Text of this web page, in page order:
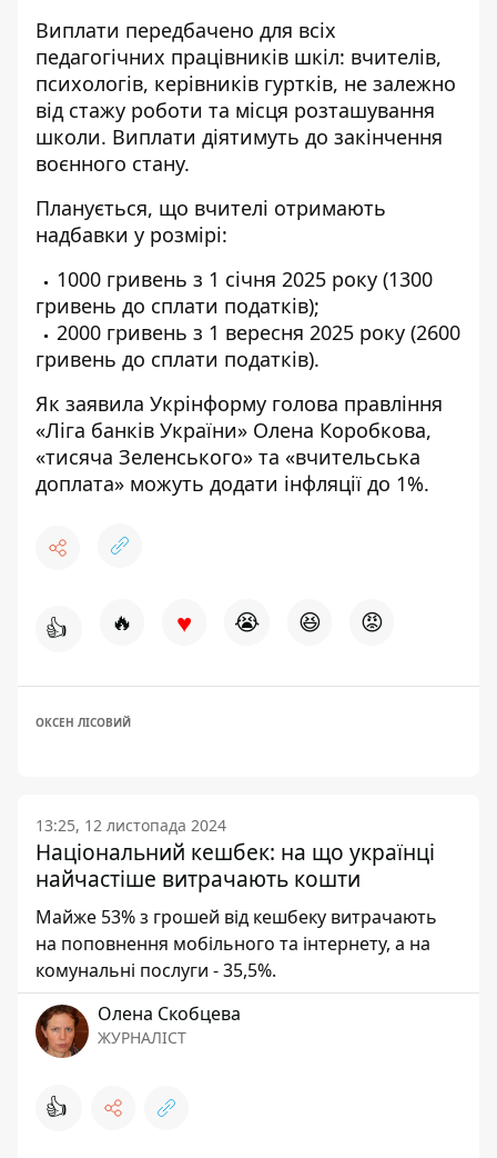
Виплати передбачено для всіх
педагогічних працівників шкіл: вчителів,
психологів, керівників гуртків, не залежно
від стажу роботи та місця розташування
школи. Виплати діятимуть до закінчення
воєнного стану.
Планується, що вчителі отримають
надбавки у розмірі:
1000 гривень з 1 січня 2025 року (1300
гривень до сплати податків);
2000 гривень з 1 вересня 2025 року (2600
гривень до сплати податків).
Як заявила Укрінформу голова правління
«Ліга банків України» Олена Коробкова,
«тисяча Зеленського» та «вчительська
доплата» можуть додати інфляції до 1%.
👍 🔥 ♥ 😭 😆 😡
ОКСЕН ЛІСОВИЙ
13:25, 12 листопада 2024
Національний кешбек: на що українці
найчастіше витрачають кошти
Майже 53% з грошей від кешбеку витрачають
на поповнення мобільного та інтернету, а на
комунальні послуги - 35,5%.
Олена Скобцева
ЖУРНАЛІСТ
👍